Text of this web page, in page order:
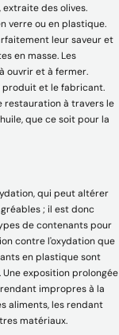
de
:5000 pièces
: Échantillon gratuit
encore plus
des olives.
verre ou en plastique.
leur saveur et
en masse. Les
ouvrir et à fermer.
produit et le fabricant.
restauration à travers le
que ce soit pour la
qui peut altérer
; il est donc
de contenants pour
contre l'oxydation que
en plastique sont
exposition prolongée
impropres à la
aliments, les rendant
matériaux.